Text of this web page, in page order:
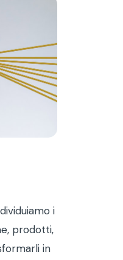
i
prodotti,
in